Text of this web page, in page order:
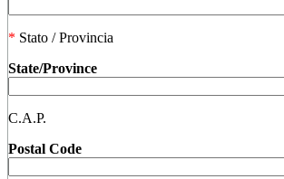
* Stato / Provincia
State/Province
C.A.P.
Postal Code